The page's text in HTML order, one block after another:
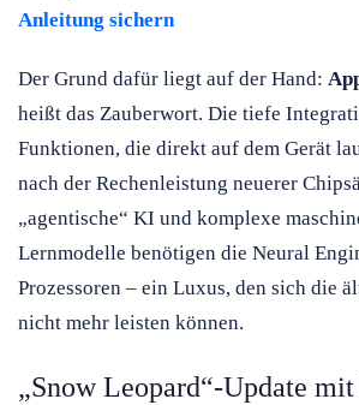
Anleitung sichern
Der Grund dafür liegt auf der Hand:
heißt das Zauberwort. Die tiefe
Funktionen, die direkt auf dem Gerät
nach der Rechenleistung neuerer
„agentische“ KI und komplexe
Lernmodelle benötigen die Neural
Prozessoren – ein Luxus, den sich die
nicht mehr leisten können.
„Snow Leopard“-Update